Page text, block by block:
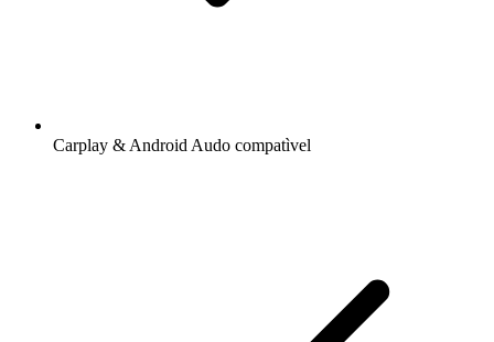
Carplay & Android Audo compatìvel